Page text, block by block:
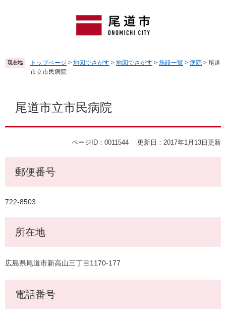
頭
で
飛
ば
現在地 トップページ > 地図でさがす > 地図でさがす > 施設一覧 > 病院 > 尾道
市立市民病院
尾道市立市民病院
ページID：0011544 更新日：2017年1月13日更新
郵便番号
722-8503
所在地
広島県尾道市新高山三丁目1170-177
電話番号